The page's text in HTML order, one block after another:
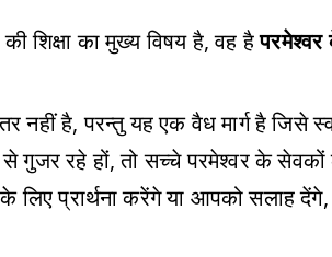
शिक्षा का मुख्य विषय है, वह हैपरमेश्वर
नहीं है, परन्तु यह एक वैध मार्ग है
से गुजर रहे हों, तो सच्चे परमेश्वर के
प्रार्थना करेंगे या आपको सलाह देंगे,